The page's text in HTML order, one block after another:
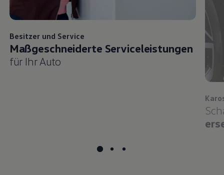
Besitzer und Service
Maßgeschneiderte Serviceleistungen
für Ihr Auto